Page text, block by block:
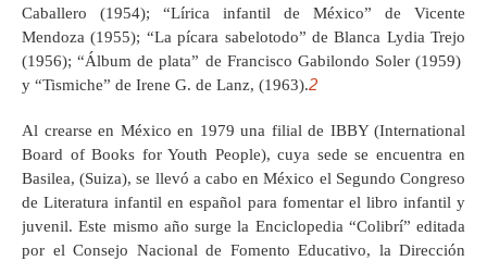
Caballero (1954); “Lírica infantil de México” de Vicente
Mendoza (1955); “La pícara sabelotodo” de Blanca Lydia Trejo
(1956); “Álbum de plata” de Francisco Gabilondo Soler (1959)
y “Tismiche” de Irene G. de Lanz, (1963).2
Al crearse en México en 1979 una filial de IBBY (International
Board of Books for Youth People), cuya sede se encuentra en
Basilea, (Suiza), se llevó a cabo en México el Segundo Congreso
de Literatura infantil en español para fomentar el libro infantil y
juvenil. Este mismo año surge la Enciclopedia “Colibrí” editada
por el Consejo Nacional de Fomento Educativo, la Dirección